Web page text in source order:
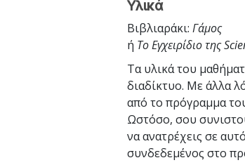
Υλικά
Βιβλιαράκι: Γάμος
ή Το Εγχειρίδιο της
Τα υλικά του
διαδίκτυο. Με άλλα
από το πρόγραμμα
Ωστόσο, σου
να ανατρέχεις σε
συνδεδεμένος στο